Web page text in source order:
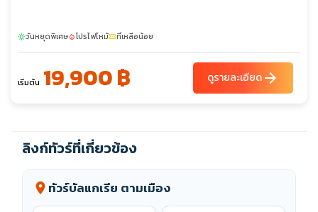
sunnyวันหยุดพิเศษlocal_fire_departmentโปรไฟไหม้confirmation_numberที่เหลือน้อย
เริ่มต้น 19,900 ฿ ดูรายละเอียดarrow_forward
ลิงก์ทัวร์ที่เกี่ยวข้อง
location_on ทัวร์บัลแกเรีย ตามเมือง